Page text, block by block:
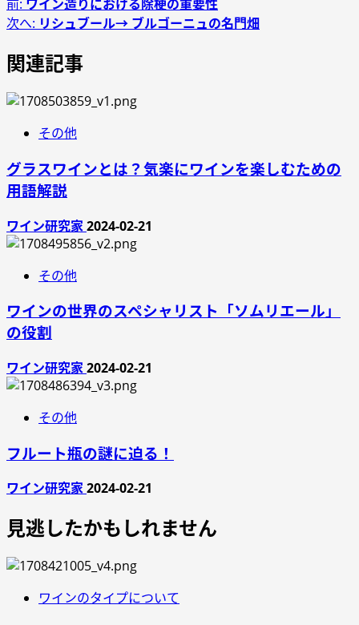
前: ワイン造りにおける除梗の重要性
次へ: リシュブール→ ブルゴーニュの名門畑
関連記事
その他
グラスワインとは？気楽にワインを楽しむための
用語解説
ワイン研究家2024-02-21
その他
ワインの世界のスペシャリスト「ソムリエール」
の役割
ワイン研究家2024-02-21
その他
フルート瓶の謎に迫る！
ワイン研究家2024-02-21
見逃したかもしれません
ワインのタイプについて